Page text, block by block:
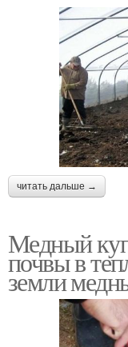
читать дальше →
Медный
почвы в
земли